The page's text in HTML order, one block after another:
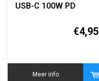
USB-C 100W PD
Delivery) – USB 3.1€4,95
Meer info